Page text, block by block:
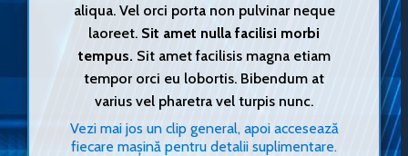
aliqua. Vel orci porta non pulvinar neque
laoreet. Sit amet nulla facilisi morbi
tempus. Sit amet facilisis magna etiam
tempor orci eu lobortis. Bibendum at
varius vel pharetra vel turpis nunc.
Vezi mai jos un clip general, apoi accesează
fiecare mașină pentru detalii suplimentare.